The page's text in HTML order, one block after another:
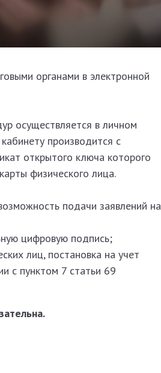
органами в электронной
осуществляется в личном
производится с
открытого ключа которого
физического лица.
подачи заявлений на
цифровую подпись;
лиц, постановка на учет
с пунктом 7 статьи 69